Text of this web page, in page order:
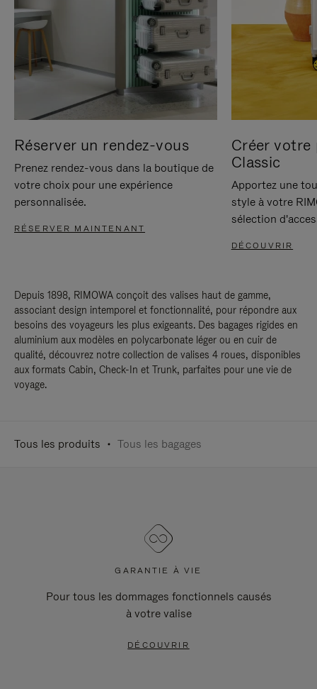
Réserver un rendez-vous
Prenez rendez-vous dans la boutique de
votre choix pour une expérience
personnalisée.
RÉSERVER MAINTENANT
Créer votre
Classic
Apportez une
style à votre
sélection
DÉCOUVRIR
Depuis 1898, RIMOWA conçoit des valises haut de gamme,
associant design intemporel et fonctionnalité, pour répondre aux
besoins des voyageurs les plus exigeants. Des bagages rigides en
aluminium aux modèles en polycarbonate léger ou en cuir de
qualité, découvrez notre collection de valises 4 roues, disponibles
aux formats Cabin, Check-In et Trunk, parfaites pour une vie de
voyage.
Tous les produits Tous les bagages
GARANTIE À VIE
Pour tous les dommages fonctionnels causés
à votre valise
DÉCOUVRIR